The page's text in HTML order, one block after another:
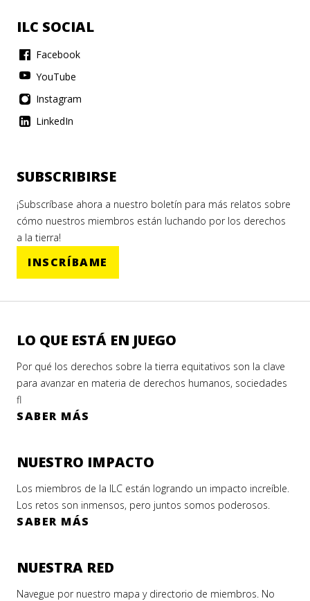
ILC SOCIAL
Facebook
YouTube
Instagram
LinkedIn
SUBSCRIBIRSE
¡Subscríbase ahora a nuestro boletín para más relatos sobre
cómo nuestros miembros están luchando por los derechos
a la tierra!
INSCRÍBAME
LO QUE ESTÁ EN JUEGO
Por qué los derechos sobre la tierra equitativos son la clave
para avanzar en materia de derechos humanos, sociedades
fl
SABER MÁS
NUESTRO IMPACTO
Los miembros de la ILC están logrando un impacto increíble.
Los retos son inmensos, pero juntos somos poderosos.
SABER MÁS
NUESTRA RED
Navegue por nuestro mapa y directorio de miembros. No